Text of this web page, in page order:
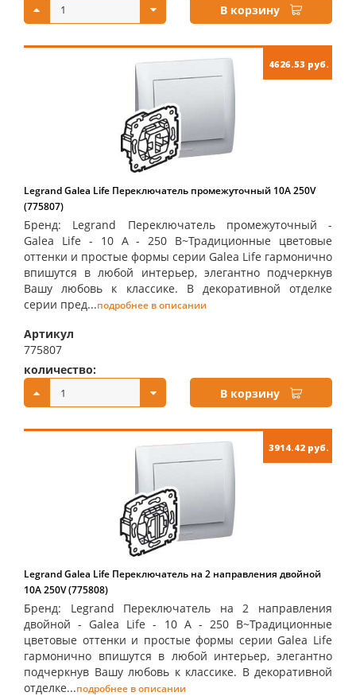
В корзину
4626.53 руб.
Legrand Galea Life Переключатель промежуточный 10А 250V
(775807)
Бренд: Legrand Переключатель промежуточный -
Galea Life - 10 A - 250 В~Традиционные цветовые
оттенки и простые формы серии Galea Life гармонично
впишутся в любой интерьер, элегантно подчеркнув
Вашу любовь к классике. В декоративной отделке
серии пред...подробнее в описании
Артикул
775807
количество:
В корзину
3914.42 руб.
Legrand Galea Life Переключатель на 2 направления двойной
10А 250V (775808)
Бренд: Legrand Переключатель на 2 направления
двойной - Galea Life - 10 A - 250 В~Традиционные
цветовые оттенки и простые формы серии Galea Life
гармонично впишутся в любой интерьер, элегантно
подчеркнув Вашу любовь к классике. В декоративной
отделке...подробнее в описании